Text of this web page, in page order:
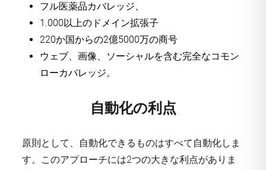
フル医薬品カバレッジ、
1.000以上のドメイン拡張子
220か国からの2億5000万の商号
ウェブ、画像、ソーシャルを含む完全なコモン
ローカバレッジ。
自動化の利点
原則として、自動化できるものはすべて自動化しま
す。このアプローチには2つの大きな利点がありま